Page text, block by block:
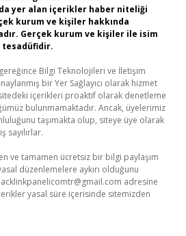
yer alan içerikler haber niteliği
kurum ve kişiler hakkında
Gerçek kurum ve kişiler ile isim
gereğince Bilgi Teknolojileri ve İletişim
bir Yer Sağlayıcı olarak hizmet
içerikleri proaktif olarak denetleme
bulunmamaktadır. Ancak, üyelerimiz
taşımakta olup, siteye üye olarak
sayılırlar.
ve tamamen ücretsiz bir bilgi paylaşım
düzenlemelere aykırı olduğunu
adresine
yasal süre içerisinde sitemizden